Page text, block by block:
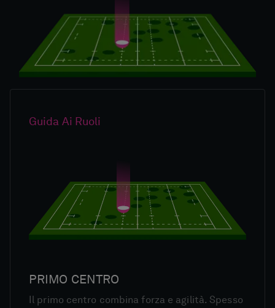
Guida Ai Ruoli
PRIMO CENTRO
Il primo centro combina forza e agilità. Spesso